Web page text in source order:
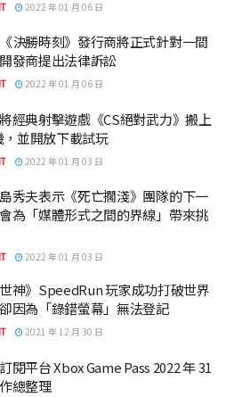
2022 年 01 月 06 日
決勝時刻》發行商將正式針對一間
發商提出法律訴訟
2022 年 01 月 06 日
經典射擊遊戲《CS絕對武力》搬上
，並開放下載試玩
2022 年 01 月 03 日
秀夫表示《死亡擱淺》團隊的下一
為「媒體形式之間的界線」帶來挑
2022 年 01 月 03 日
世神》SpeedRun 玩家成功打破世界
因為「錄錯螢幕」無法登記
2021 年 12 月 30 日
閱平台 Xbox Game Pass 2022 年 31
總整理